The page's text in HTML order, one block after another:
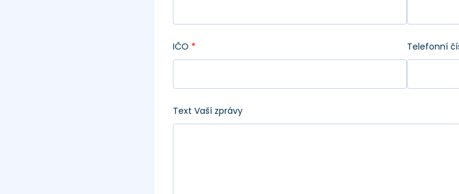
IČO * Telefonní
Text Vaší zprávy